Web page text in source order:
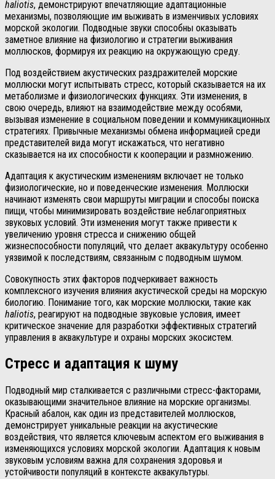
haliotis, демонстрируют впечатляющие адаптационные
механизмы, позволяющие им выживать в изменчивых условиях
морской экологии. Подводные звуки способны оказывать
заметное влияние на физиологию и стратегии выживания
моллюсков, формируя их реакцию на окружающую среду.
Под воздействием акустических раздражителей морские
моллюски могут испытывать стресс, который сказывается на их
метаболизме и физиологических функциях. Эти изменения, в
свою очередь, влияют на взаимодействие между особями,
вызывая изменение в социальном поведении и коммуникационных
стратегиях. Привычные механизмы обмена информацией среди
представителей вида могут искажаться, что негативно
сказывается на их способности к кооперации и размножению.
Адаптация к акустическим изменениям включает не только
физиологические, но и поведенческие изменения. Моллюски
начинают изменять свои маршруты миграции и способы поиска
пищи, чтобы минимизировать воздействие неблагоприятных
звуковых условий. Эти изменения могут также привести к
увеличению уровня стресса и снижению общей
жизнеспособности популяций, что делает аквакультуру особенно
уязвимой к последствиям, связанным с подводным шумом.
Совокупность этих факторов подчеркивает важность
комплексного изучения влияния акустической среды на морскую
биологию. Понимание того, как морские моллюски, такие как
haliotis, реагируют на подводные звуковые условия, имеет
критическое значение для разработки эффективных стратегий
управления в аквакультуре и охраны морских экосистем.
Стресс и адаптация к шуму
Подводный мир сталкивается с различными стресс-факторами,
оказывающими значительное влияние на морские организмы.
Красный абалон, как один из представителей моллюсков,
демонстрирует уникальные реакции на акустические
воздействия, что является ключевым аспектом его выживания в
изменяющихся условиях морской экологии. Адаптация к новым
звуковым условиям важна для сохранения здоровья и
устойчивости популяций в контексте аквакультуры.